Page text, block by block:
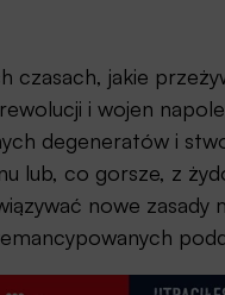
czasach, jakie
i wojen
degeneratów i
lub, co gorsze, z
nowe